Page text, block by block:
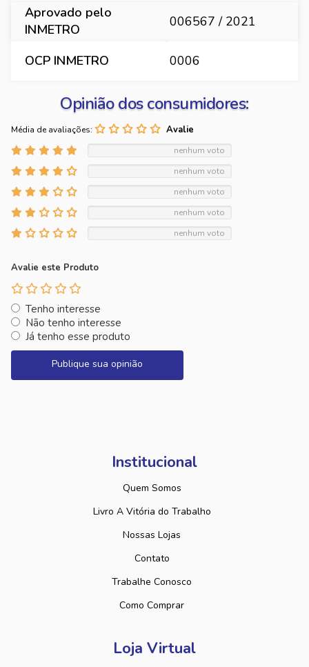
Aprovado pelo
INMETRO
006567 / 2021
OCP INMETRO 0006
Opinião dos consumidores:
Média de avaliações:
nenhum voto
nenhum voto
nenhum voto
nenhum voto
nenhum voto
Avalie este Produto
Tenho interesse
Não tenho interesse
Já tenho esse produto
Publique sua opinião
Institucional
Quem Somos
Livro A Vitória do Trabalho
Nossas Lojas
Contato
Trabalhe Conosco
Como Comprar
Loja Virtual